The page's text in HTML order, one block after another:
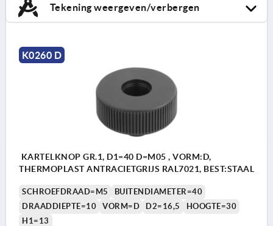
Tekening weergeven/verbergen
K0260 D
KARTELKNOP GR.1, D1=40 D=M05 , VORM:D,
THERMOPLAST ANTRACIETGRIJS RAL7021, BEST:STAAL
SCHROEFDRAAD=M5
BUITENDIAMETER=40
DRAADDIEPTE=10
VORM=D D2=16,5
HOOGTE=30
H1=13